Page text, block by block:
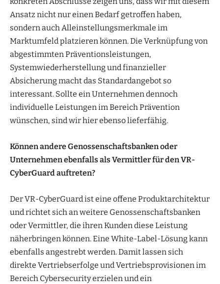
Ansatz nicht nur einen Bedarf getroffen haben,
sondern auch Alleinstellungsmerkmale im
Marktumfeld platzieren können. Die Verknüpfung von
abgestimmten Präventionsleistungen,
Systemwiederherstellung und finanzieller
Absicherung macht das Standardangebot so
interessant. Sollte ein Unternehmen dennoch
individuelle Leistungen im Bereich Prävention
wünschen, sind wir hier ebenso lieferfähig.
Können andere Genossenschaftsbanken oder
Unternehmen ebenfalls als Vermittler für den VR-
CyberGuard auftreten?
Der VR-CyberGuard ist eine offene Produktarchitektur
und richtet sich an weitere Genossenschaftsbanken
oder Vermittler, die ihren Kunden diese Leistung
näherbringen können. Eine White-Label-Lösung kann
ebenfalls angestrebt werden. Damit lassen sich
direkte Vertriebserfolge und Vertriebsprovisionen im
Bereich Cybersecurity erzielen und ein